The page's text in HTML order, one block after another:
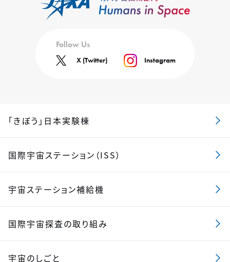
Follow Us
X (Twitter) Instagram
「きぼう」日本実験棟
国際宇宙ステーション（ISS）
宇宙ステーション補給機
国際宇宙探査の取り組み
宇宙のしごと